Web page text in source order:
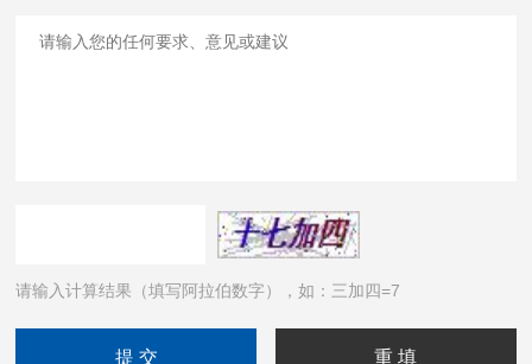
请输入计算结果（填写阿拉伯数字），如：三加四=7